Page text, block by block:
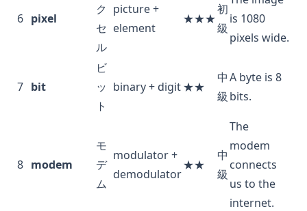
6 pixel
ク
セ
ル
picture +
element
★★★
初
級
is 1080
pixels wide.
7 bit
ビ
ッ
ト
binary + digit★★
中
級
A byte is 8
bits.
8 modem
モ
デ
ム
modulator +
demodulator
★★
中
級
The
modem
connects
us to the
internet.